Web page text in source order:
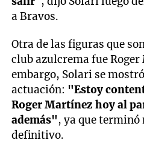
a Bravos.
Otra de las figuras que
club azulcrema fue
embargo, Solari se
actuación: "Estoy
Roger Martínez hoy al
además", ya que
definitivo.